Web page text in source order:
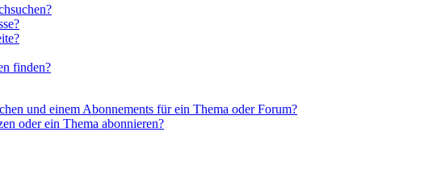
finden?
und einem Abonnements für ein Thema oder Forum?
oder ein Thema abonnieren?